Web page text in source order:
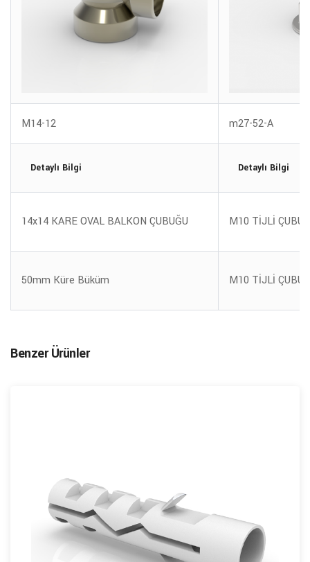
M14-12 m27-52-A
Detaylı Bilgi Detaylı Bilgi
14x14 KARE OVAL BALKON ÇUBUĞU M10 TİJLİ
50mm Küre Büküm M10 TİJLİ
Benzer Ürünler